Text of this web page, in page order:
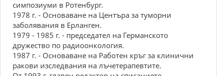
симпозиуми в Ротенбург.
1978 г. - Основаване на Центъра за туморни
заболявания в Ерланген.
1979 - 1985 г. - председател на Германското
дружество по радиоонкология.
1987 г. - Основаване на Работен кръг за клинични
ракови изследвания на лъчетерапевтите.